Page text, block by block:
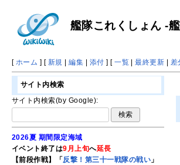
艦隊これくしょん -
[ ホーム ] [ 新規 |編集 | 添付 ] [一覧 |最終更新 | 差
サイト内検索
サイト内検索(by Google):
2026夏 期間限定海域
イベント終了は9月上旬へ延長
【前段作戦】「 反撃！第三十一戦隊の戦い 」